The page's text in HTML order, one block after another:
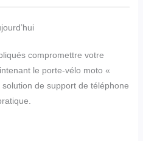
compromettre votre
le porte-vélo moto «
de support de téléphone